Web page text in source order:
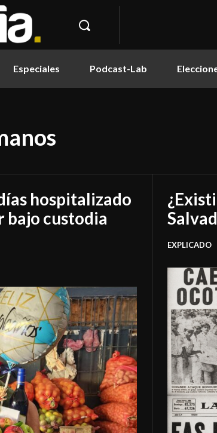
Especiales Podcast-Lab
hospitalizado
bajo custodia
EXPLICADO